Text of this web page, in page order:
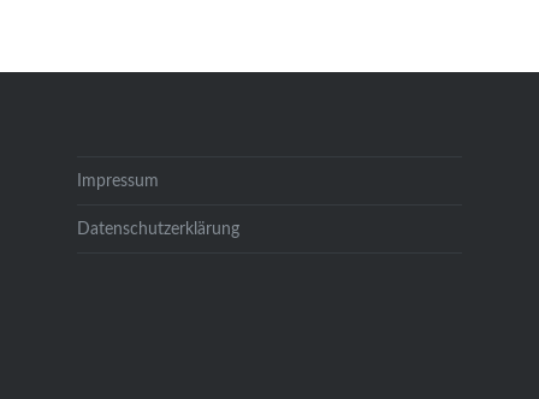
Impressum
Datenschutzerklärung